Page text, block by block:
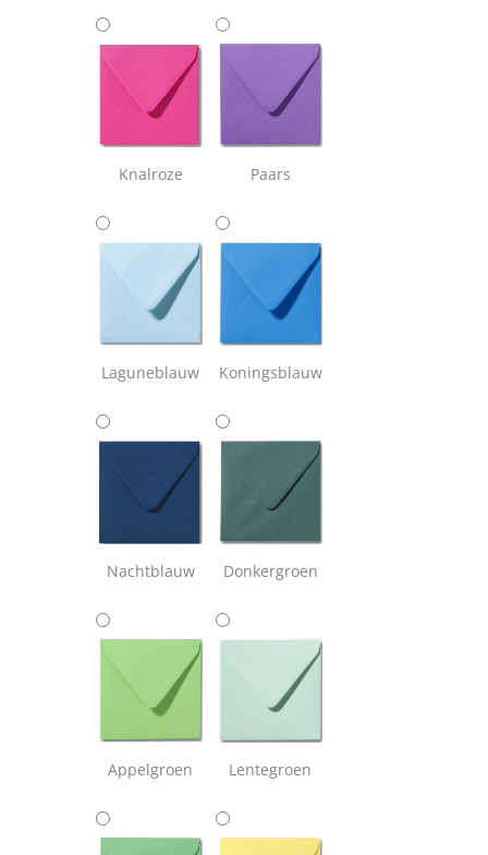
Knalroze Paars
Laguneblauw Koningsblauw
Nachtblauw Donkergroen
Appelgroen Lentegroen